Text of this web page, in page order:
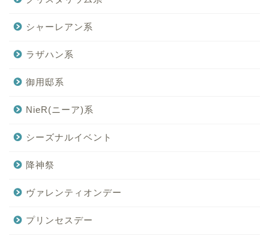
シャーレアン系
ラザハン系
御用邸系
NieR(ニーア)系
シーズナルイベント
降神祭
ヴァレンティオンデー
プリンセスデー